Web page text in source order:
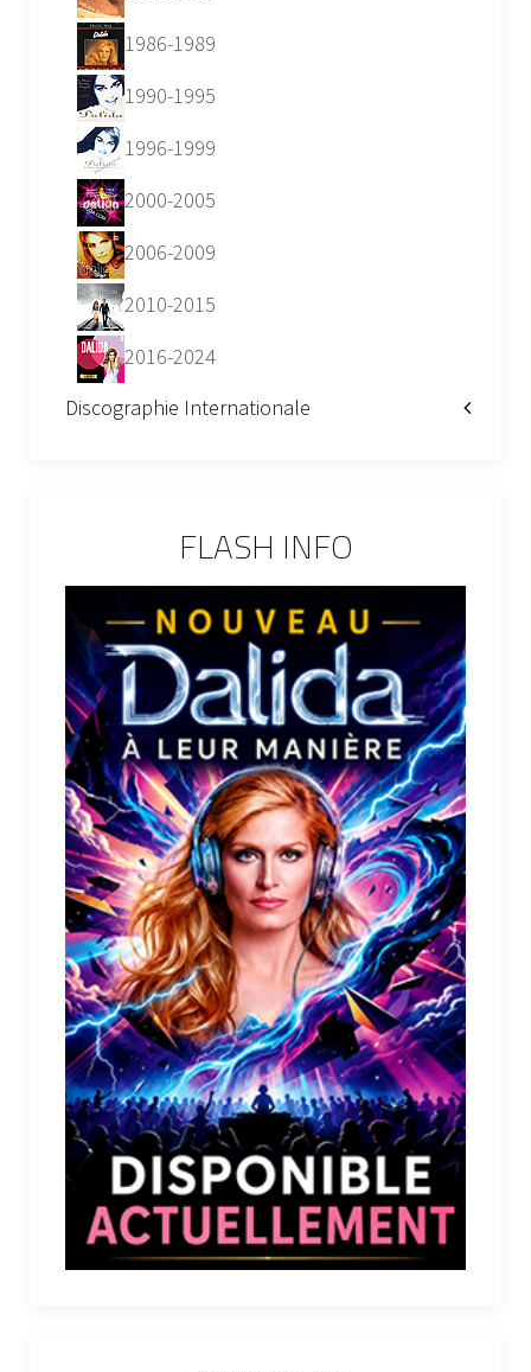
1986-1989
1990-1995
1996-1999
2000-2005
2006-2009
2010-2015
2016-2024
Discographie Internationale
FLASH INFO